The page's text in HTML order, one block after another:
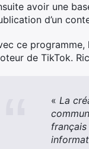
avoir une
d’un
ce
de TikTok.
« La